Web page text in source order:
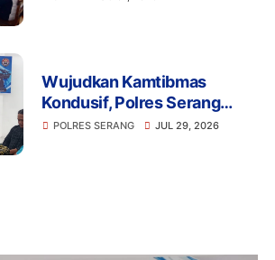
Wujudkan Kamtibmas
Kondusif, Polres Serang
Gelar Silaturahmi Strategis
POLRES SERANG JUL 29, 2026